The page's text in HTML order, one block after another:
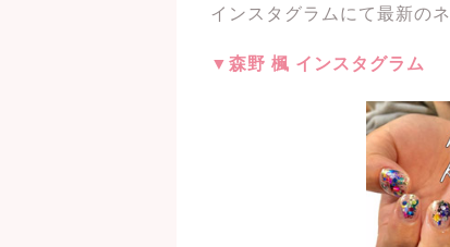
インスタグラムにて最新の
▼森野 楓 インスタグラム